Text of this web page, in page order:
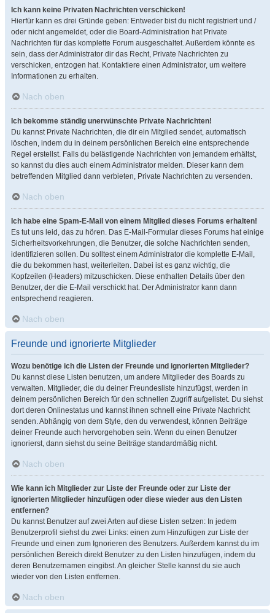
Ich kann keine Privaten Nachrichten verschicken!
Hierfür kann es drei Gründe geben: Entweder bist du nicht registriert und /
oder nicht angemeldet, oder die Board-Administration hat Private
Nachrichten für das komplette Forum ausgeschaltet. Außerdem könnte es
sein, dass der Administrator dir das Recht, Private Nachrichten zu
verschicken, entzogen hat. Kontaktiere einen Administrator, um weitere
Informationen zu erhalten.
Nach oben
Ich bekomme ständig unerwünschte Private Nachrichten!
Du kannst Private Nachrichten, die dir ein Mitglied sendet, automatisch
löschen, indem du in deinem persönlichen Bereich eine entsprechende
Regel erstellst. Falls du belästigende Nachrichten von jemandem erhältst,
so kannst du dies auch einem Administrator melden. Dieser kann dem
betreffenden Mitglied dann verbieten, Private Nachrichten zu versenden.
Nach oben
Ich habe eine Spam-E-Mail von einem Mitglied dieses Forums erhalten!
Es tut uns leid, das zu hören. Das E-Mail-Formular dieses Forums hat einige
Sicherheitsvorkehrungen, die Benutzer, die solche Nachrichten senden,
identifizieren sollen. Du solltest einem Administrator die komplette E-Mail,
die du bekommen hast, weiterleiten. Dabei ist es ganz wichtig, die
Kopfzeilen (Headers) mitzuschicken. Diese enthalten Details über den
Benutzer, der die E-Mail verschickt hat. Der Administrator kann dann
entsprechend reagieren.
Nach oben
Freunde und ignorierte Mitglieder
Wozu benötige ich die Listen der Freunde und ignorierten Mitglieder?
Du kannst diese Listen benutzen, um andere Mitglieder des Boards zu
verwalten. Mitglieder, die du deiner Freundesliste hinzufügst, werden in
deinem persönlichen Bereich für den schnellen Zugriff aufgelistet. Du siehst
dort deren Onlinestatus und kannst ihnen schnell eine Private Nachricht
senden. Abhängig von dem Style, den du verwendest, können Beiträge
deiner Freunde auch hervorgehoben sein. Wenn du einen Benutzer
ignorierst, dann siehst du seine Beiträge standardmäßig nicht.
Nach oben
Wie kann ich Mitglieder zur Liste der Freunde oder zur Liste der
ignorierten Mitglieder hinzufügen oder diese wieder aus den Listen
entfernen?
Du kannst Benutzer auf zwei Arten auf diese Listen setzen: In jedem
Benutzerprofil siehst du zwei Links: einen zum Hinzufügen zur Liste der
Freunde und einen zum Ignorieren des Benutzers. Außerdem kannst du im
persönlichen Bereich direkt Benutzer zu den Listen hinzufügen, indem du
deren Benutzernamen eingibst. An gleicher Stelle kannst du sie auch
wieder von den Listen entfernen.
Nach oben